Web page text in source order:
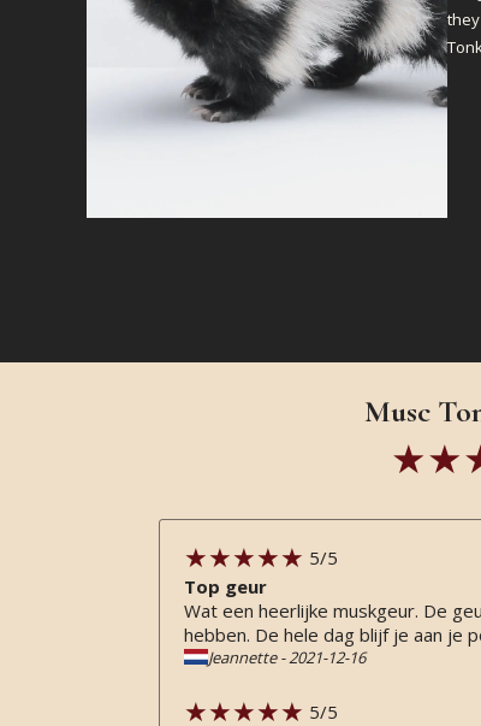
Musc
5/5
Top geur
Wat een heerlijke muskgeur. De
hebben. De hele dag blijf je aan je
Jeannette-2021-12-16
5/5